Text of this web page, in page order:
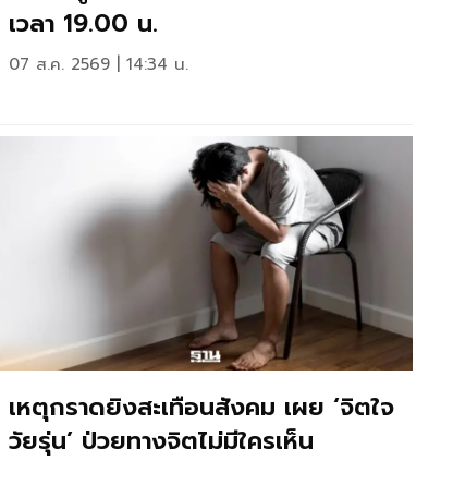
เวลา 19.00 น.
07 ส.ค. 2569 | 14:34 น.
เหตุกราดยิงสะเทือนสังคม เผย ‘จิตใจ
วัยรุ่น’ ป่วยทางจิตไม่มีใครเห็น